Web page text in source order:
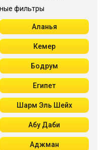
фильтры
Аланья
Кемер
Бодрум
Египет
Шарм Эль Шейх
Абу Даби
Аджман